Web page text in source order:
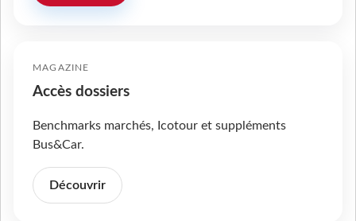
MAGAZINE
Accès dossiers
Benchmarks marchés, Icotour et suppléments
Bus&Car.
Découvrir